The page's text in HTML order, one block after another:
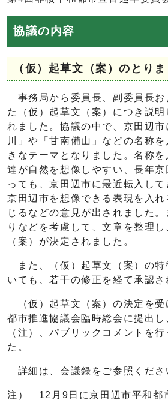
協議の内容
（仮）起草文（案）のとり
事務局から委員長、副委員長お
た（仮）起草文（案）につき説
れました。協議の中で、京田辺
川」や「甘南備山」などの名称
きなテーマとなりました。名称
達が自然を想像しやすい、長年京
っても、京田辺市に最近転入して
京田辺市を想像できる表現を入
じるなどの意見が出されました
りなどを考慮して、文章を整理
（案）が決定されました。
また、（仮）起草文（案）の特
いても、若干の修正を経て承認さ
（仮）起草文（案）の決定を受
都市推進協議会臨時総会に提出し
（注）、パブリックコメントを
た。
詳細は、会議録をご参照くださ
注） 12月9日に京田辺市平和都